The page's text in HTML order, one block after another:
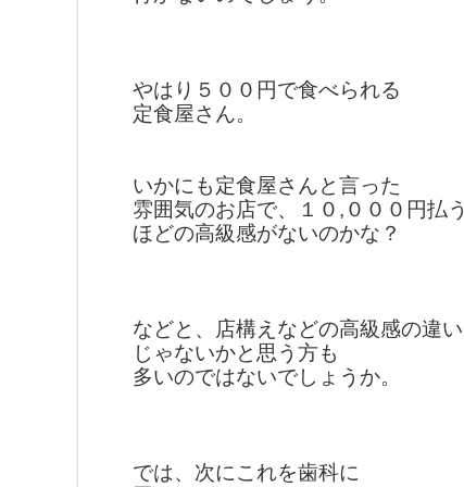
やはり５００円で食べられる
定食屋さん。
いかにも定食屋さんと言った
雰囲気のお店で、
１０,０００円払う
ほどの高級感がないのかな？
などと、店構えなどの高級感の違い
じゃないかと思う方も
多いのではないでしょうか。
では、次にこれを歯科に